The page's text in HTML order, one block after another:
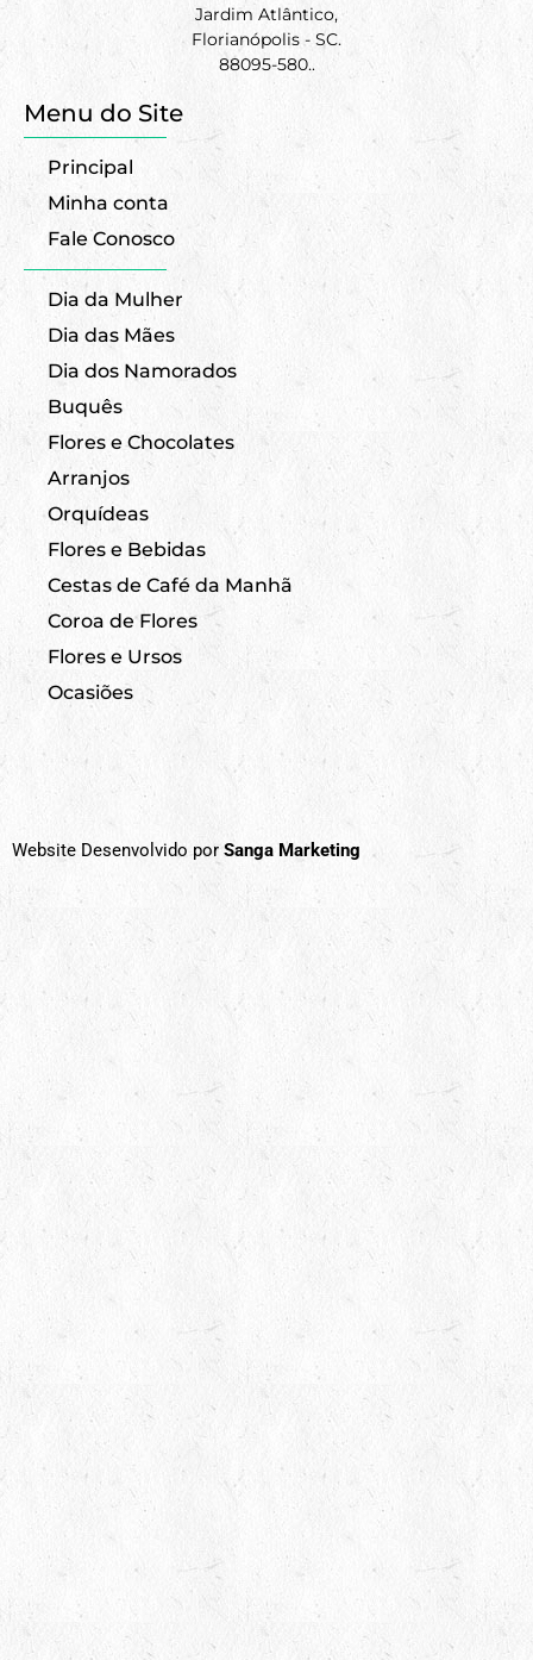
Jardim Atlântico,
Florianópolis - SC.
88095-580..
Menu do Site
Principal
Minha conta
Fale Conosco
Dia da Mulher
Dia das Mães
Dia dos Namorados
Buquês
Flores e Chocolates
Arranjos
Orquídeas
Flores e Bebidas
Cestas de Café da Manhã
Coroa de Flores
Flores e Ursos
Ocasiões
Website Desenvolvido por Sanga Marketing